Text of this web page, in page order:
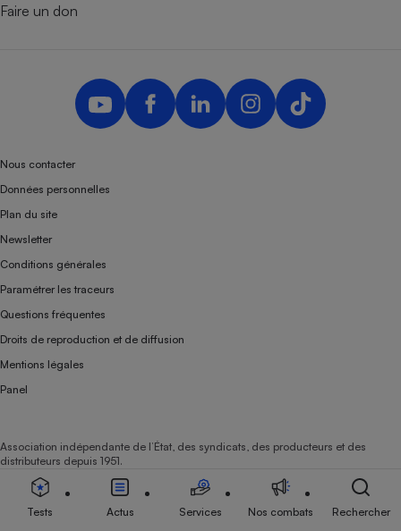
Faire un don
Nous contacter
Données personnelles
Plan du site
Newsletter
Conditions générales
Paramétrer les traceurs
Questions fréquentes
Droits de reproduction et de diffusion
Mentions légales
Panel
Association indépendante de l’État, des syndicats, des producteurs et des
distributeurs depuis 1951.
Tests Actus Services Nos combats Rechercher